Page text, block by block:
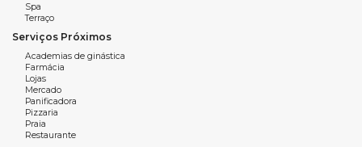
3 vagas de garagem
249m² de área privativa
Característica do empreendimento:
Academia
Spa
Terraço
Serviços Próximos
Academias de ginástica
Farmácia
Lojas
Mercado
Panificadora
Pizzaria
Praia
Restaurante